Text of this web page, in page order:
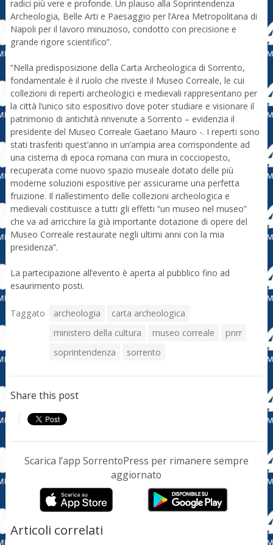
radici più vere e profonde. Un plauso alla Soprintendenza
Archeologia, Belle Arti e Paesaggio per l’Area Metropolitana di
Napoli per il lavoro minuzioso, condotto con precisione e
grande rigore scientifico”.
“Nella predisposizione della Carta Archeologica di Sorrento,
fondamentale è il ruolo che riveste il Museo Correale, le cui
collezioni di reperti archeologici e medievali rappresentano per
la città l’unico sito espositivo dove poter studiare e visionare il
patrimonio di antichità rinvenute a Sorrento – evidenzia il
presidente del Museo Correale Gaetano Mauro -. I reperti sono
stati trasferiti quest’anno in un’ampia area corrispondente ad
una cisterna di epoca romana con mura in cocciopesto,
recuperata come nuovo spazio museale dotato delle più
moderne soluzioni espositive per assicurarne una perfetta
fruizione. Il riallestimento delle collezioni archeologica e
medievali costituisce a tutti gli effetti “un museo nel museo”
che va ad arricchire la già importante dotazione di opere del
Museo Correale restaurate negli ultimi anni con la mia
presidenza”.
La partecipazione all’evento è aperta al pubblico fino ad
esaurimento posti.
Taggato archeologia
carta archeologica
ministero della cultura
museo correale
pnrr
soprintendenza
sorrento
Share this post
Scarica l’app SorrentoPress per rimanere sempre
aggiornato
Articoli correlati